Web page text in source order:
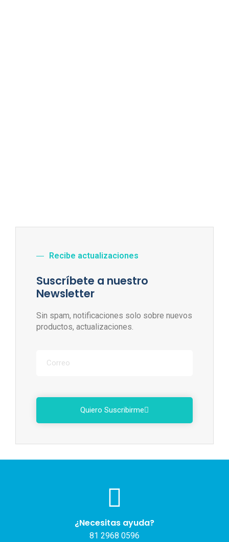
Recibe actualizaciones
Suscríbete a nuestro
Newsletter
Sin spam, notificaciones solo sobre nuevos
productos, actualizaciones.
Quiero Suscribirme
¿Necesitas ayuda?
81 2968 0596